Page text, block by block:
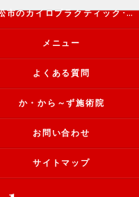
高松市のカイロプラクティック･か・から～ず施術院のお客様の声
メニュー
よくある質問
か・から～ず施術院
お問い合わせ
サイトマップ